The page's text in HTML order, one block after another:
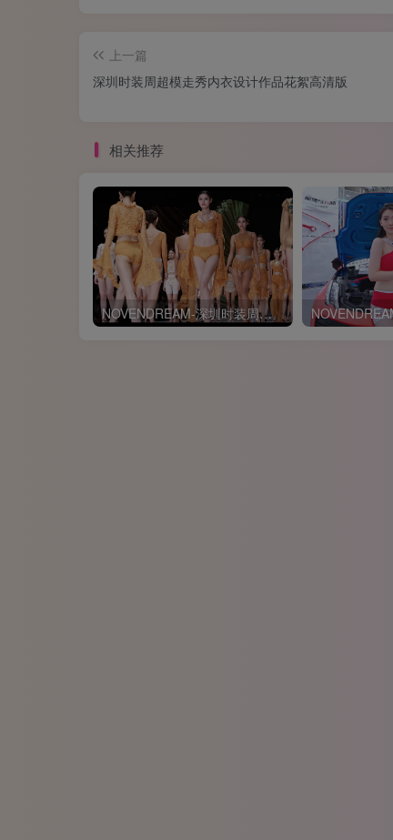
上一篇
深圳时装周超模走秀内衣设计作品花絮高清版
相关推荐
NOVENDREAM-深圳时装周内衣秀现场花絮大长腿模特郭炳琪-李天舒